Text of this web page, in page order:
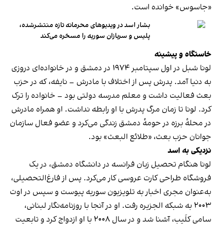
«جاسوس» خوانده است.
بشار اسد در ویدیوهای محرمانه تازه منتشرشده،
پلیس و سربازان سوریه را مسخره می‌کند
خاستگاه و پیشینه
لونا شبل در اول سپتامبر ۱۹۷۴ در دمشق و در خانواده‌ای دروزی
به دنیا آمد. پدرش پس از اختلاف با مادرش – نایفه، که در حزب
بعث فعالیت داشت و معلم مدرسه دولتی بود – خانواده را ترک
کرد. لونا تا زمان مرگ پدرش با او رابطه نداشت. او همراه مادرش
در محلهٔ برزه در حومهٔ دمشق زندگی می‌کرد و عضو فعال سازمان
جوانان حزب بعث، «طلائع البعث» بود.
نزدیکی به اسد
لونا هنگام تحصیل زبان فرانسه در دانشگاه دمشق، در یک
فروشگاه طراحی کارت عروسی کار می‌کرد. پس از فارغ‌التحصیلی،
به‌عنوان مجری اخبار به تلویزیون سوریه پیوست و سپس در اوت
۲۰۰۳ به شبکه الجزیره رفت. او در آنجا با روزنامه‌نگار لبنانی،
سامی کلَیب، آشنا شد و در سال ۲۰۰۸ با او ازدواج کرد و تابعیت